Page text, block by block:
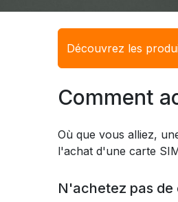
Découvrez les
Comment
Où que vous alliez,
l'achat d'une carte
N'achetez pas de